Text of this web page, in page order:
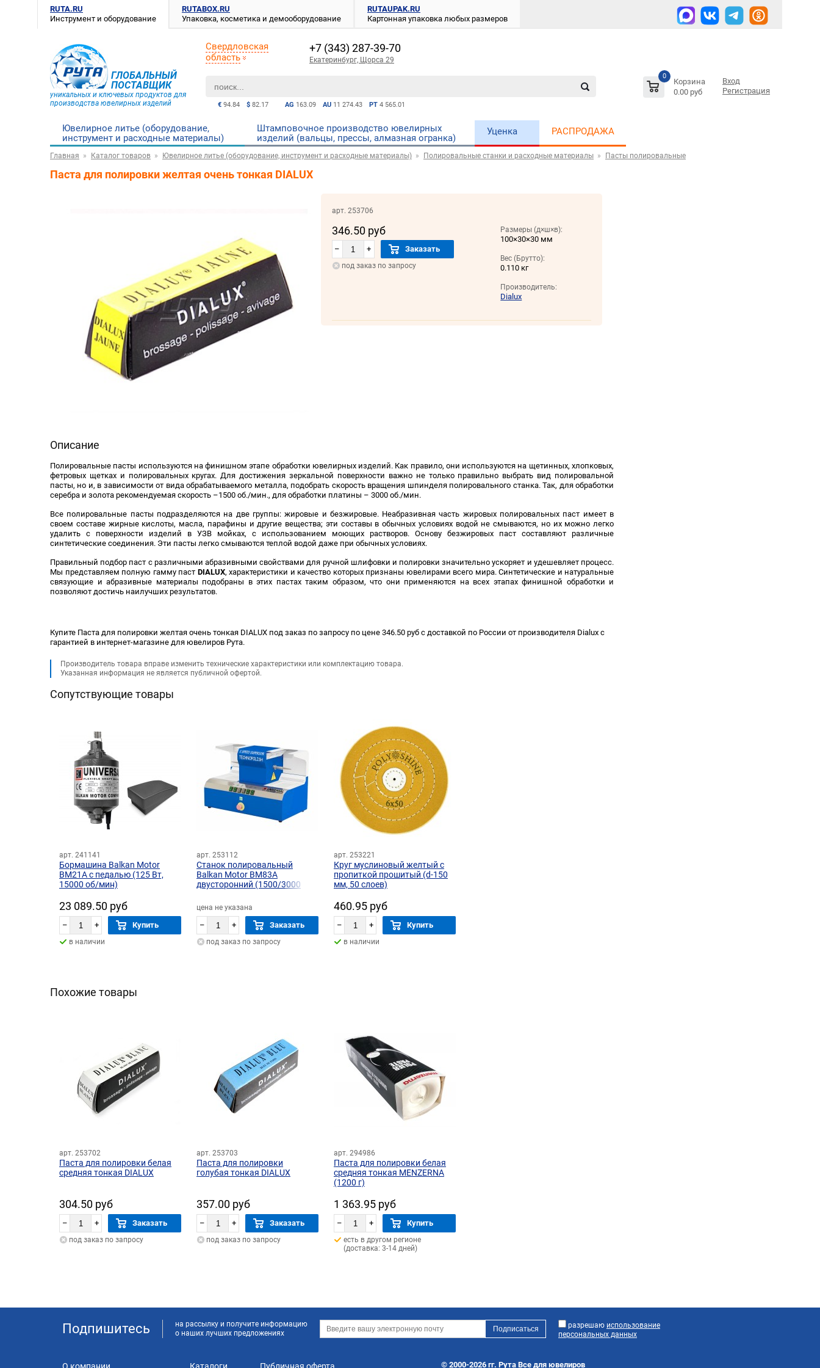
RUTA.RU
Инструмент и оборудование
RUTABOX.RU
Упаковка, косметика и демооборудование
RUTAUPAK.RU
Картонная упаковка любых размеров
ГЛОБАЛЬНЫЙ
ПОСТАВЩИК
уникальных и ключевых продуктов для
производства ювелирных изделий
AG 163.09 AU 11 274.43 PT 4 565.01
€ 94.84 $ 82.17
0
Корзина
0.00 руб
Вход
Регистрация
Свердловская
область
+7 (343) 287-39-70
Екатеринбург, Щорса 29
Ювелирное литье (оборудование,
инструмент и расходные материалы)
Штамповочное производство ювелирных
изделий (вальцы, прессы, алмазная огранка)
Уценка РАСПРОДАЖА
Главная Каталог товаров Ювелирное литье (оборудование, инструмент и расходные материалы) Полировальные станки и расходные материалы Пасты полировальные
Паста для полировки желтая очень тонкая DIALUX
арт. 253706
346.50 руб
– + Заказать
под заказ по запросу
Размеры (д×ш×в):
100×30×30 мм
Вес (Брутто):
0.110 кг
Производитель:
Dialux
Описание
Полировальные пасты используются на финишном этапе обработки ювелирных изделий. Как правило, они используются на щетинных, хлопковых,
фетровых щетках и полировальных кругах. Для достижения зеркальной поверхности важно не только правильно выбрать вид полировальной
пасты, но и, в зависимости от вида обрабатываемого металла, подобрать скорость вращения шпинделя полировального станка. Так, для обработки
серебра и золота рекомендуемая скорость –1500 об./мин., для обработки платины – 3000 об./мин.
Все полировальные пасты подразделяются на две группы: жировые и безжировые. Неабразивная часть жировых полировальных паст имеет в
своем составе жирные кислоты, масла, парафины и другие вещества; эти составы в обычных условиях водой не смываются, но их можно легко
удалить с поверхности изделий в УЗВ мойках, с использованием моющих растворов. Основу безжировых паст составляют различные
синтетические соединения. Эти пасты легко смываются теплой водой даже при обычных условиях.
Правильный подбор паст с различными абразивными свойствами для ручной шлифовки и поли­ровки значительно ускоряет и удешевляет процесс.
Мы представляем полную гамму паст DIALUX, характеристики и качество которых признаны ювелирами всего мира. Синтетические и нату­ральные
связующие и абразивные материалы подобраны в этих пастах таким образом, что они применяются на всех этапах финишной обработки и
позволяют достичь наилучших результатов.
Купите Паста для полировки желтая очень тонкая DIALUX под заказ по запросу по цене 346.50 руб с доставкой по России от производителя Dialux с
гарантией в интернет-магазине для ювелиров Рута.
Производитель товара вправе изменить технические характеристики или комплектацию товара.
Указанная информация не является публичной офертой.
Сопутствующие товары
арт. 241141
Бормашина Balkan Motor
BM21A с педалью (125 Вт,
15000 об/мин)
23 089.50 руб
– + Купить
в наличии
арт. 253112
Станок полировальный
Balkan Motor BM83A
двусторонний (1500/3000
цена не указана
– + Заказать
под заказ по запросу
арт. 253221
Круг муслиновый желтый с
пропиткой прошитый (d-150
мм, 50 слоев)
460.95 руб
– + Купить
в наличии
Похожие товары
арт. 253702
Паста для полировки белая
средняя тонкая DIALUX
304.50 руб
– + Заказать
под заказ по запросу
арт. 253703
Паста для полировки
голубая тонкая DIALUX
357.00 руб
– + Заказать
под заказ по запросу
арт. 294986
Паста для полировки белая
средняя тонкая MENZERNA
(1200 г)
1 363.95 руб
– + Купить
есть в другом регионе
(доставка: 3-14 дней)
Подпишитесь
на рассылку и получите информацию
о наших лучших предложениях
разрешаю использование
персональных данных
© 2000-2026 гг. Рута Все для ювелиров